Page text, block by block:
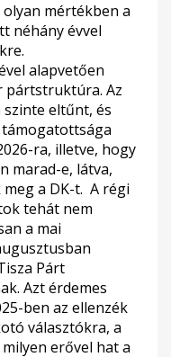
mértékben a
néhány évvel
alapvetően
pártstruktúra. Az
eltűnt, és
ra, illetve, hogy
marad-e, látva,
a DK-t. A régi
tehát nem
a mai
Párt
Azt érdemes
ben az ellenzék
választókra, a
erővel hat a